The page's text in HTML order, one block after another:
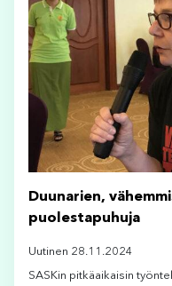
Duunarien,
puolestapuhuja
Uutinen 28.11.2024
SASKin pitkäaikaisin